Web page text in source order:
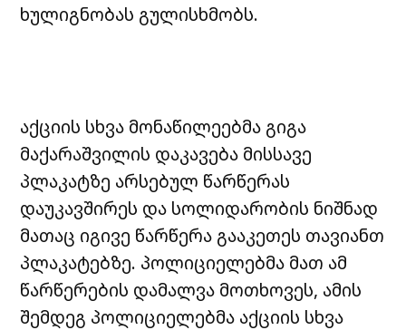
ხულიგნობას გულისხმობს.
აქციის სხვა მონაწილეებმა გიგა
მაქარაშვილის დაკავება მისსავე
პლაკატზე არსებულ წარწერას
დაუკავშირეს და სოლიდარობის ნიშნად
მათაც იგივე წარწერა გააკეთეს თავიანთ
პლაკატებზე. პოლიციელებმა მათ ამ
წარწერების დამალვა მოთხოვეს, ამის
შემდეგ პოლიციელებმა აქციის სხვა